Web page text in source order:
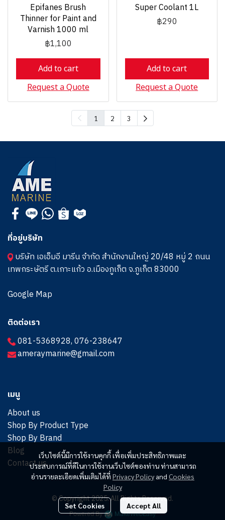
Epifanes Brush
Thinner for Paint and
Varnish 1000 ml
฿1,100
Add to cart
Request a Quote
Super Coolant 1L
฿290
Add to cart
Request a Quote
1 2 3
เว็บไซต์นี้มีการใช้งานคุกกี้ เพื่อเพิ่มประสิทธิภาพและ
ประสบการณ์ที่ดีในการใช้งานเว็บไซต์ของท่าน ท่านสามารถ
อ่านรายละเอียดเพิ่มเติมได้ที่ Privacy Policyand Cookies
Policy
Set Cookies Accept All
ที่อยู่บริษัท
บริษัท เอเอ็มอี มารีน จำกัด สำนักงานใหญ่ 20/48 หมู่ 2 ถนน
เทพกระษัตรี ต.เกาะแก้ว อ.เมืองภูเก็ต จ.ภูเก็ต 83000
Google Map
ติดต่อเรา
081-5368928,076-238647
ameraymarine@gmail.com
เมนู
About us
Shop By Product Type
Shop By Brand
Blog
Contact us
© Copyright 2025. All Rights Reserved.
Powered By MakeWebEasy